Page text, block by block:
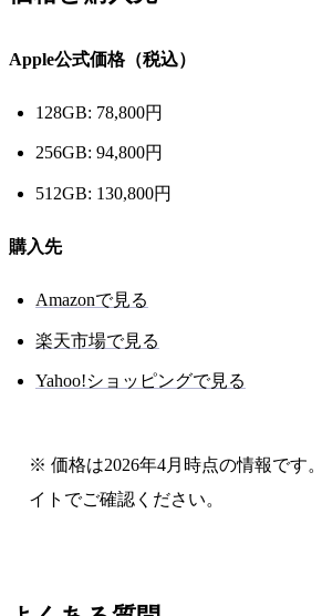
Apple公式価格（税込）
128GB: 78,800円
256GB: 94,800円
512GB: 130,800円
購入先
Amazonで見る
楽天市場で見る
Yahoo!ショッピングで見る
※ 価格は2026年4月時点の情報です
イトでご確認ください。